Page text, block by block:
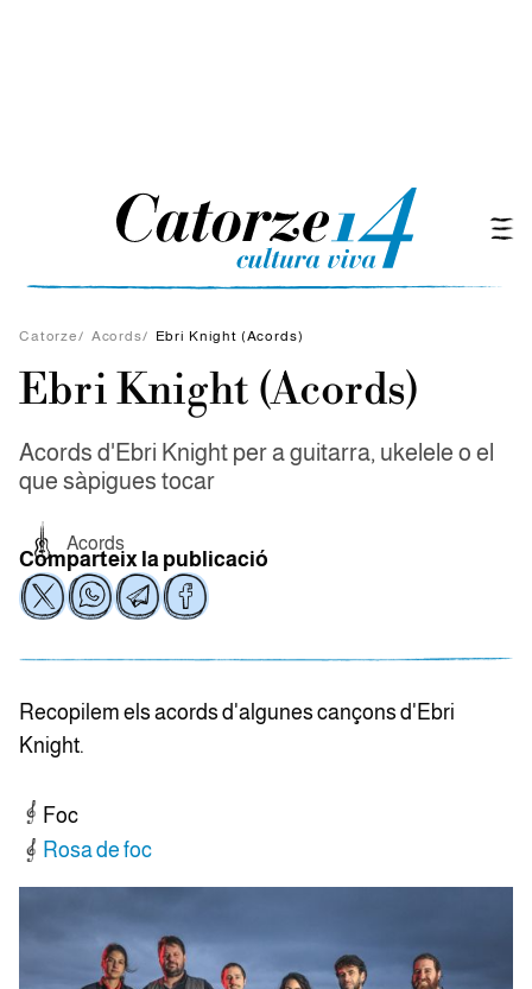
Catorze/ Acords/ Ebri Knight (Acords)
Ebri Knight (Acords)
Acords d'Ebri Knight per a guitarra, ukelele o el
que sàpigues tocar
Acords
Comparteix la publicació
Recopilem els acords d'algunes cançons d'Ebri
Knight.
Foc
Rosa de foc